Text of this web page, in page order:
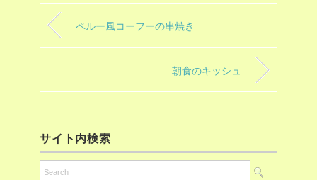
ペルー風コーフーの串焼き
朝食のキッシュ
サイト内検索